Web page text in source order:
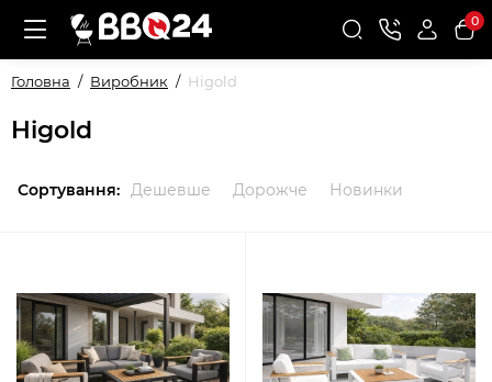
0
Головна Виробник Higold
Higold
Сортування: Дешевше Дорожче Новинки